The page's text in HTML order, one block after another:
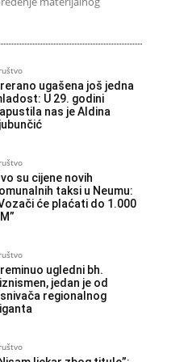
ugašena još jedna
U 29. godini
nas je Aldina
su cijene novih
taksi u Neumu:
će plaćati do 1.000
ugledni bh.
jedan je od
regionalnog